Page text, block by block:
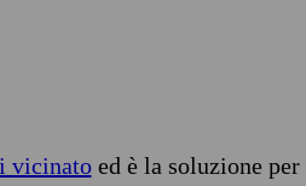
vicinatoed è la soluzione